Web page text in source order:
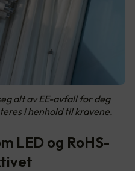
alt av EE-avfall for deg
i henhold til kravene.
LED og RoHS-